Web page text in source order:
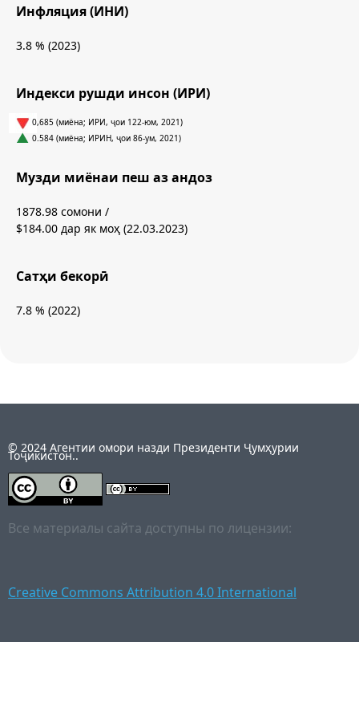
Инфляция (ИНИ)
3.8 % (2023)
Индекси рушди инсон (ИРИ)
0,685 (миёна; ИРИ, ҷои 122-юм, 2021)
0.584 (миёна; ИРИН, ҷои 86-ум, 2021)
Музди миёнаи пеш аз андоз
1878.98 сомони /
$184.00 дар як моҳ (22.03.2023)
Сатҳи бекорӣ
7.8 % (2022)
© 2024 Агентии омори назди Президенти Ҷумҳурии
Тоҷикистон..
Все материалы сайта доступны по лицензии:
Creative Commons Attribution 4.0 International